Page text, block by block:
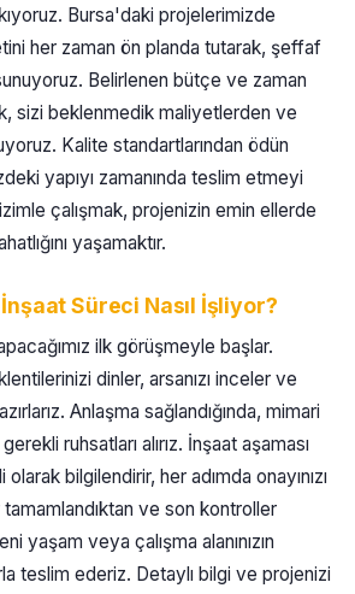
Bursa'daki projelerimizde
her zaman ön planda tutarak, şeffaf
Belirlenen bütçe ve zaman
sizi beklenmedik maliyetlerden ve
Kalite standartlarından ödün
yapıyı zamanında teslim etmeyi
çalışmak, projenizin emin ellerde
yaşamaktır.
Süreci Nasıl İşliyor?
ilk görüşmeyle başlar.
dinler, arsanızı inceler ve
Anlaşma sağlandığında, mimari
ruhsatları alırız. İnşaat aşaması
bilgilendirir, her adımda onayınızı
tamamlandıktan ve son kontroller
yaşam veya çalışma alanınızın
teslim ederiz. Detaylı bilgi ve projenizi